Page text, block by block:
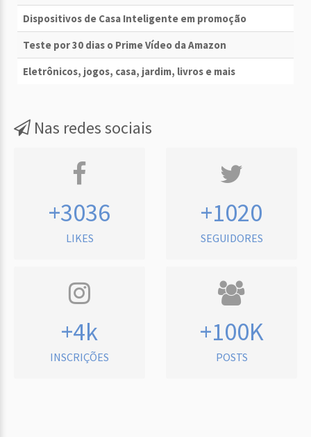
Dispositivos de Casa Inteligente em promoção
Teste por 30 dias o Prime Vídeo da Amazon
Eletrônicos, jogos, casa, jardim, livros e mais
Nas redes sociais
+3036
LIKES
+1020
SEGUIDORES
+4k
INSCRIÇÕES
+100K
POSTS